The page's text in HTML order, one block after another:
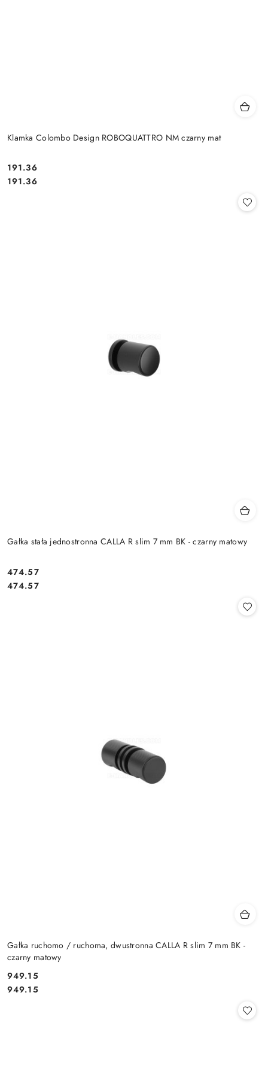
Klamka Colombo Design ROBOQUATTRO NM czarny mat
Cena:
191.36
Cena:
191.36
Gałka stała jednostronna CALLA R slim 7 mm BK - czarny matowy
Cena:
474.57
Cena:
474.57
Gałka ruchomo / ruchoma, dwustronna CALLA R slim 7 mm BK -
czarny matowy
Cena:
949.15
Cena:
949.15